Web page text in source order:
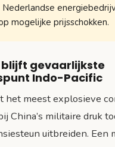
mogelijke prijsschokken.
blijft gevaarlijkste
Indo-Pacific
het meest explosieve
China’s militaire druk
uitbreiden. Een